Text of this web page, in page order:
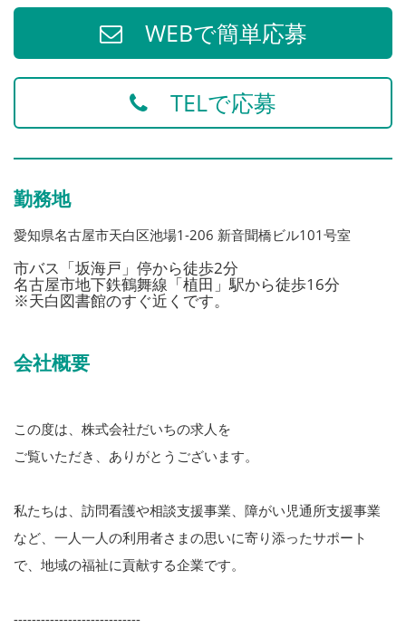
・保育士
◎普通自動車免許（必須）
WEBで簡単応募
TELで応募
勤務地
愛知県名古屋市天白区池場1-206 新音聞橋ビル101号室
市バス「坂海戸」停から徒歩2分
名古屋市地下鉄鶴舞線「植田」駅から徒歩16分
※天白図書館のすぐ近くです。
会社概要
この度は、株式会社だいちの求人を
ご覧いただき、ありがとうございます。
私たちは、訪問看護や相談支援事業、障がい児通所支援事業
など、一人一人の利用者さまの思いに寄り添ったサポート
で、地域の福祉に貢献する企業です。
----------------------------